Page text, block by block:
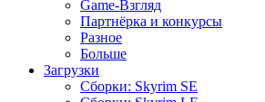
Game-Взгляд
Партнёрка и конкурсы
Разное
Больше
Загрузки
Сборки: Skyrim SE